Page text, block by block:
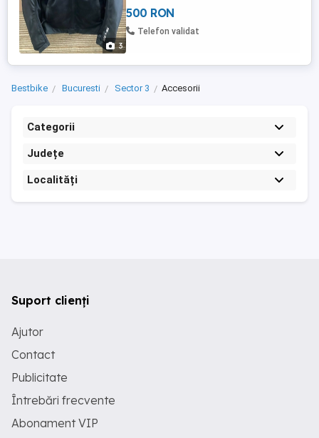
3
500 RON
Telefon validat
Bestbike Bucuresti Sector 3 Accesorii
Categorii
Județe
Localități
Suport clienți
Ajutor
Contact
Publicitate
Întrebări frecvente
Abonament VIP